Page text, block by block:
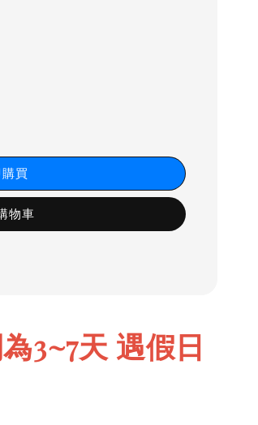
買
物車
3~7天 遇假日